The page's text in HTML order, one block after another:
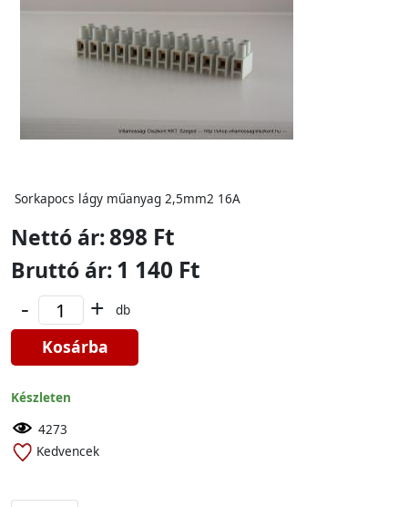
Sorkapocs lágy műanyag 2,5mm2 16A
Nettó ár:898 Ft
Bruttó ár:1 140 Ft
- + db
Kosárba
Készleten
4273
Kedvencek